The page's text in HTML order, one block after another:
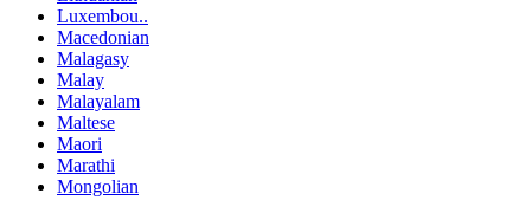
Luxembou..
Macedonian
Malagasy
Malay
Malayalam
Maltese
Maori
Marathi
Mongolian